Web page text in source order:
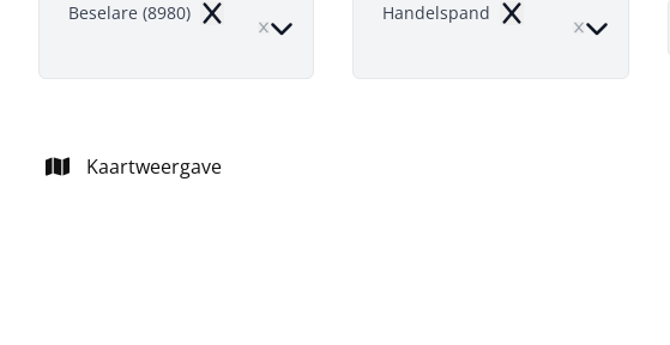
Beselare (8980) Remove Handelspand Remove
Kaartweergave